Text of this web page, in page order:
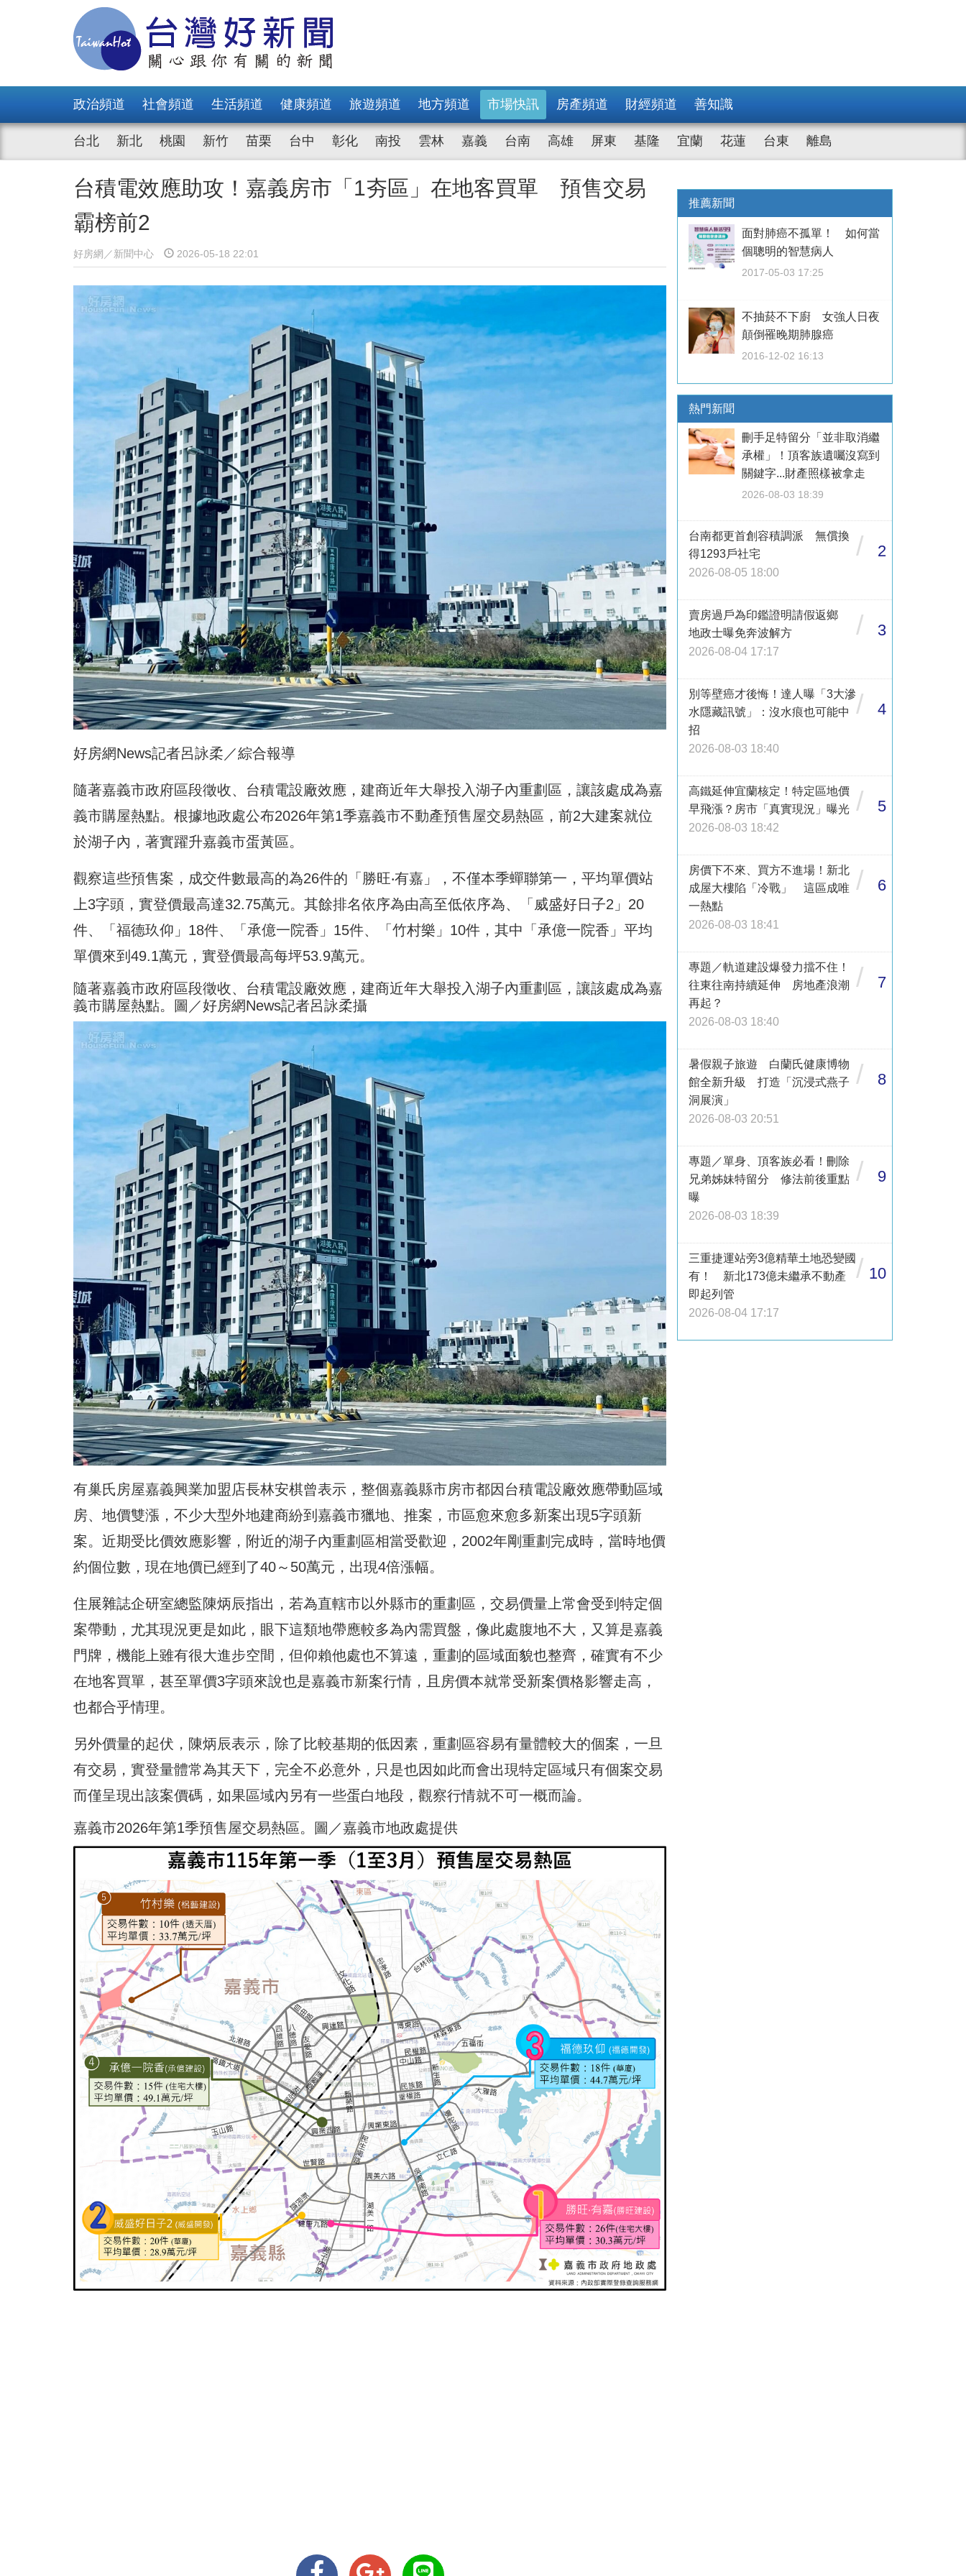
政治頻道 社會頻道 生活頻道 健康頻道 旅遊頻道 地方頻道 市場快訊 房產頻道 財經頻道 善知識
台北 新北 桃園 新竹 苗栗 台中 彰化 南投 雲林 嘉義 台南 高雄 屏東 基隆 宜蘭 花蓮 台東 離島
台積電效應助攻！嘉義房市「1夯區」在地客買單 預售交易
霸榜前2
好房網／新聞中心 2026-05-18 22:01
好房網News記者呂詠柔／綜合報導
隨著嘉義市政府區段徵收、台積電設廠效應，建商近年大舉投入湖子內重劃區，讓該處成為嘉
義市購屋熱點。根據地政處公布2026年第1季嘉義市不動產預售屋交易熱區，前2大建案就位
於湖子內，著實躍升嘉義市蛋黃區。
觀察這些預售案，成交件數最高的為26件的「勝旺‧有嘉」，不僅本季蟬聯第一，平均單價站
上3字頭，實登價最高達32.75萬元。其餘排名依序為由高至低依序為、「威盛好日子2」20
件、「福德玖仰」18件、「承億一院香」15件、「竹村樂」10件，其中「承億一院香」平均
單價來到49.1萬元，實登價最高每坪53.9萬元。
隨著嘉義市政府區段徵收、台積電設廠效應，建商近年大舉投入湖子內重劃區，讓該處成為嘉
義市購屋熱點。圖／好房網News記者呂詠柔攝
有巢氏房屋嘉義興業加盟店長林安棋曾表示，整個嘉義縣市房市都因台積電設廠效應帶動區域
房、地價雙漲，不少大型外地建商紛到嘉義市獵地、推案，市區愈來愈多新案出現5字頭新
案。近期受比價效應影響，附近的湖子內重劃區相當受歡迎，2002年剛重劃完成時，當時地價
約個位數，現在地價已經到了40～50萬元，出現4倍漲幅。
住展雜誌企研室總監陳炳辰指出，若為直轄市以外縣市的重劃區，交易價量上常會受到特定個
案帶動，尤其現況更是如此，眼下這類地帶應較多為內需買盤，像此處腹地不大，又算是嘉義
門牌，機能上雖有很大進步空間，但仰賴他處也不算遠，重劃的區域面貌也整齊，確實有不少
在地客買單，甚至單價3字頭來說也是嘉義市新案行情，且房價本就常受新案價格影響走高，
也都合乎情理。
另外價量的起伏，陳炳辰表示，除了比較基期的低因素，重劃區容易有量體較大的個案，一旦
有交易，實登量體常為其天下，完全不必意外，只是也因如此而會出現特定區域只有個案交易
而僅呈現出該案價碼，如果區域內另有一些蛋白地段，觀察行情就不可一概而論。
嘉義市2026年第1季預售屋交易熱區。圖／嘉義市地政處提供
推薦新聞
面對肺癌不孤單！ 如何當
個聰明的智慧病人
2017-05-03 17:25
不抽菸不下廚 女強人日夜
顛倒罹晚期肺腺癌
2016-12-02 16:13
熱門新聞
刪手足特留分「並非取消繼
承權」！頂客族遺囑沒寫到
關鍵字...財產照樣被拿走
2026-08-03 18:39
台南都更首創容積調派 無償換
得1293戶社宅
2026-08-05 18:00
/ 2
賣房過戶為印鑑證明請假返鄉
地政士曝免奔波解方
2026-08-04 17:17
/ 3
別等壁癌才後悔！達人曝「3大滲
水隱藏訊號」：沒水痕也可能中
招
2026-08-03 18:40
/ 4
高鐵延伸宜蘭核定！特定區地價
早飛漲？房市「真實現況」曝光
2026-08-03 18:42
/ 5
房價下不來、買方不進場！新北
成屋大樓陷「冷戰」 這區成唯
一熱點
2026-08-03 18:41
/ 6
專題／軌道建設爆發力擋不住！
往東往南持續延伸 房地產浪潮
再起？
2026-08-03 18:40
/ 7
暑假親子旅遊 白蘭氏健康博物
館全新升級 打造「沉浸式燕子
洞展演」
2026-08-03 20:51
/ 8
專題／單身、頂客族必看！刪除
兄弟姊妹特留分 修法前後重點
曝
2026-08-03 18:39
/ 9
三重捷運站旁3億精華土地恐變國
有！ 新北173億未繼承不動產
即起列管
2026-08-04 17:17
/ 10